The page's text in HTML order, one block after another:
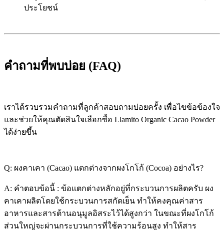
ประโยชน์
คำถามที่พบบ่อย (FAQ)
เราได้รวบรวมคำถามที่ลูกค้าสอบถามบ่อยครั้ง เพื่อไขข้อข้องใจ
และช่วยให้คุณตัดสินใจเลือกซื้อ Llamito Organic Cacao Powder
ได้ง่ายขึ้น
Q: ผงคาเคา (Cacao) แตกต่างจากผงโกโก้ (Cocoa) อย่างไร?
A: คำตอบข้อนี้ : ข้อแตกต่างหลักอยู่ที่กระบวนการผลิตครับ ผง
คาเคาผลิตโดยใช้กระบวนการสกัดเย็น ทำให้คงคุณค่าสาร
อาหารและสารต้านอนุมูลอิสระไว้ได้สูงกว่า ในขณะที่ผงโกโก้
ส่วนใหญ่จะผ่านกระบวนการที่ใช้ความร้อนสูง ทำให้สาร